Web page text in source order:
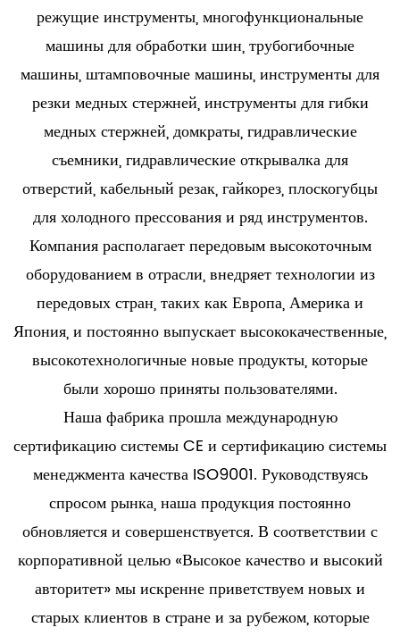
режущие инструменты, многофункциональные
машины для обработки шин, трубогибочные
машины, штамповочные машины, инструменты для
резки медных стержней, инструменты для гибки
медных стержней, домкраты, гидравлические
съемники, гидравлические открывалка для
отверстий, кабельный резак, гайкорез, плоскогубцы
для холодного прессования и ряд инструментов.
Компания располагает передовым высокоточным
оборудованием в отрасли, внедряет технологии из
передовых стран, таких как Европа, Америка и
Япония, и постоянно выпускает высококачественные,
высокотехнологичные новые продукты, которые
были хорошо приняты пользователями.
Наша фабрика прошла международную
сертификацию системы CE и сертификацию системы
менеджмента качества ISO9001. Руководствуясь
спросом рынка, наша продукция постоянно
обновляется и совершенствуется. В соответствии с
корпоративной целью «Высокое качество и высокий
авторитет» мы искренне приветствуем новых и
старых клиентов в стране и за рубежом, которые